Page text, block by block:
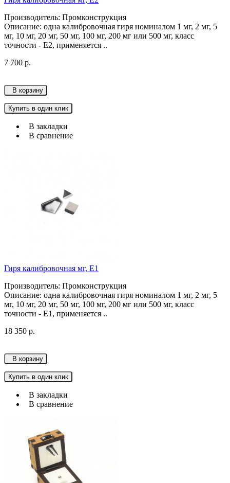
Производитель: Промконструкция
Описание: одна калибровочная гиря номиналом 1 мг, 2 мг, 5
мг, 10 мг, 20 мг, 50 мг, 100 мг, 200 мг или 500 мг, класс
точности - Е2, применяется ..
7 700 р.
В корзину
Купить в один клик
В закладки
В сравнение
Гиря калибровочная мг, Е1
Производитель: Промконструкция
Описание: одна калибровочная гиря номиналом 1 мг, 2 мг, 5
мг, 10 мг, 20 мг, 50 мг, 100 мг, 200 мг или 500 мг, класс
точности - Е1, применяется ..
18 350 р.
В корзину
Купить в один клик
В закладки
В сравнение